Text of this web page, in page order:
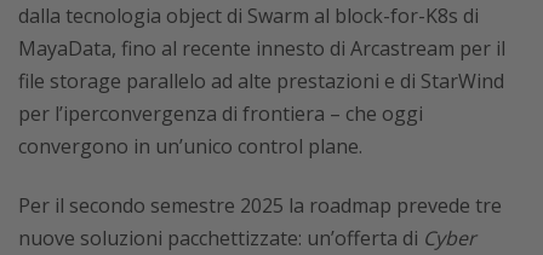
dalla tecnologia object di Swarm al block-for-K8s di
MayaData, fino al recente innesto di Arcastream per il
file storage parallelo ad alte prestazioni e di StarWind
per l’iperconvergenza di frontiera – che oggi
convergono in un’unico control plane.
Per il secondo semestre 2025 la roadmap prevede tre
nuove soluzioni pacchettizzate: un’offerta di Cyber